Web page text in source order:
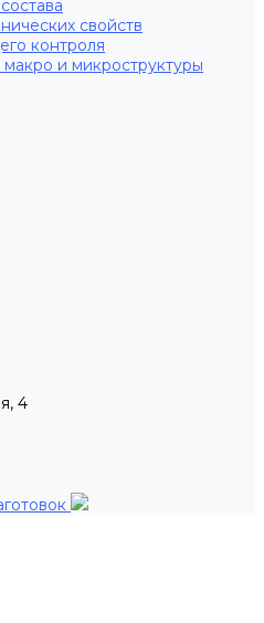
свойств
контроля
и микроструктуры
4